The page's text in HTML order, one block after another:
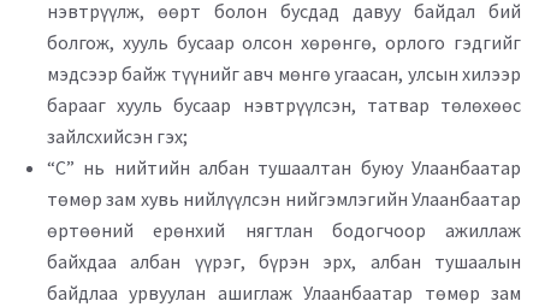
нэвтрүүлж, өөрт болон бусдад давуу байдал бий
болгож, хууль бусаар олсон хөрөнгө, орлого гэдгийг
мэдсээр байж түүнийг авч мөнгө угаасан, улсын хилээр
барааг хууль бусаар нэвтрүүлсэн, татвар төлөхөөс
зайлсхийсэн гэх;
“С” нь нийтийн албан тушаалтан буюу Улаанбаатар
төмөр зам хувь нийлүүлсэн нийгэмлэгийн Улаанбаатар
өртөөний ерөнхий нягтлан бодогчоор ажиллаж
байхдаа албан үүрэг, бүрэн эрх, албан тушаалын
байдлаа урвуулан ашиглаж Улаанбаатар төмөр зам